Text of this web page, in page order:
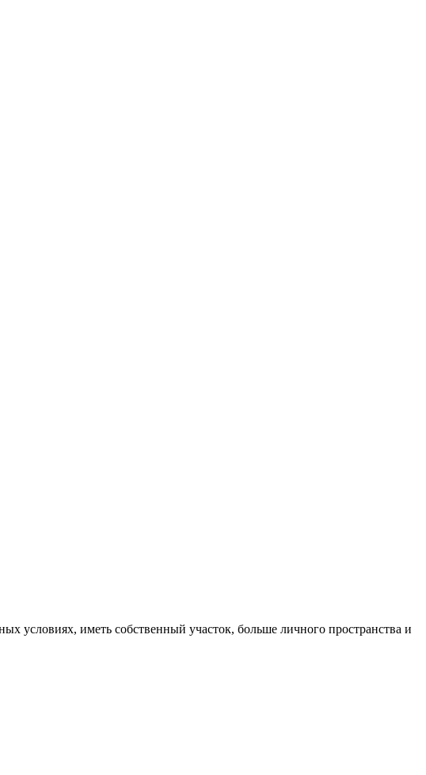
условиях, иметь собственный участок, больше личного пространства и